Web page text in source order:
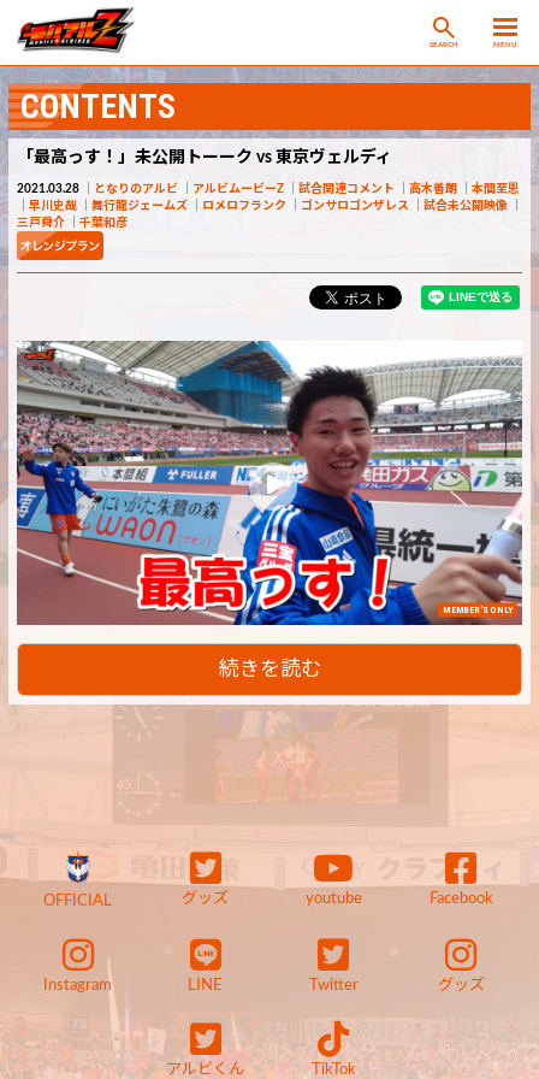
SEARCH MENU
CONTENTS
「最高っす！」未公開トーーク vs 東京ヴェルディ
2021.03.28 となりのアルビ アルビムービーZ 試合関連コメント 高木善朗
本間至恩
早川史哉
舞行龍ジェームズ ロメロフランク ゴンサロゴンザレス
試合未公開映像
三戸舜介
千葉和彦
MEMBER'S ONLY
続きを読む
OFFICIAL グッズ youtube Facebook
Instagram LINE Twitter グッズ
アルビくん TikTok